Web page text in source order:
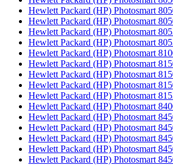
Hewlett Packard (HP) Photosmart
Hewlett Packard (HP) Photosmart
Hewlett Packard (HP) Photosmart
Hewlett Packard (HP) Photosmart
Hewlett Packard (HP) Photosmart
Hewlett Packard (HP) Photosmart
Hewlett Packard (HP) Photosmart
Hewlett Packard (HP) Photosmart
Hewlett Packard (HP) Photosmart
Hewlett Packard (HP) Photosmart
Hewlett Packard (HP) Photosmart
Hewlett Packard (HP) Photosmart
Hewlett Packard (HP) Photosmart
Hewlett Packard (HP) Photosmart
Hewlett Packard (HP) Photosmart